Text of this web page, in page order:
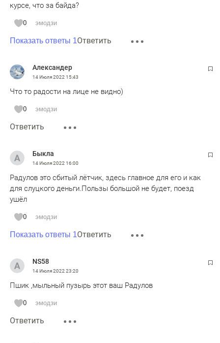
курсе, что за байда?
0 эмодзи
Показать ответы 1Ответить
Александер
14 Июля 202215:43
Что то радости на лице не видно)
0 эмодзи
Ответить
Быкла
14 Июля 202216:00
Радулов это сбитый лётчик, здесь главное для его и как
для слуцкого деньги.Пользы большой не будет, поезд
ушёл
0 эмодзи
Показать ответы 1Ответить
NS58
14 Июля 202223:20
Пшик ,мыльный пузырь этот ваш Радулов
0 эмодзи
Ответить